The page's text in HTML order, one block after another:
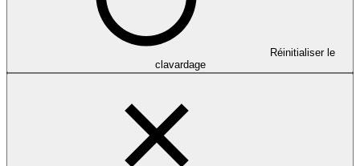
Réinitialiser le
clavardage